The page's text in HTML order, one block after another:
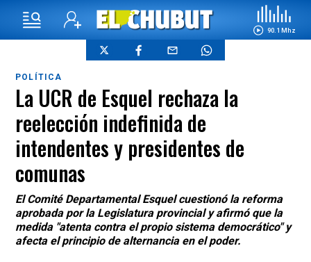
90.1 Mhz
POLÍTICA
La UCR de Esquel rechaza la
reelección indefinida de
intendentes y presidentes de
comunas
El Comité Departamental Esquel cuestionó la reforma
aprobada por la Legislatura provincial y afirmó que la
medida "atenta contra el propio sistema democrático" y
afecta el principio de alternancia en el poder.